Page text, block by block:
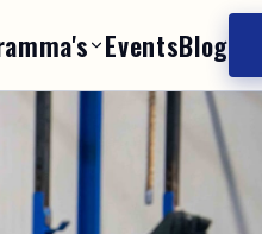
EventsBlog